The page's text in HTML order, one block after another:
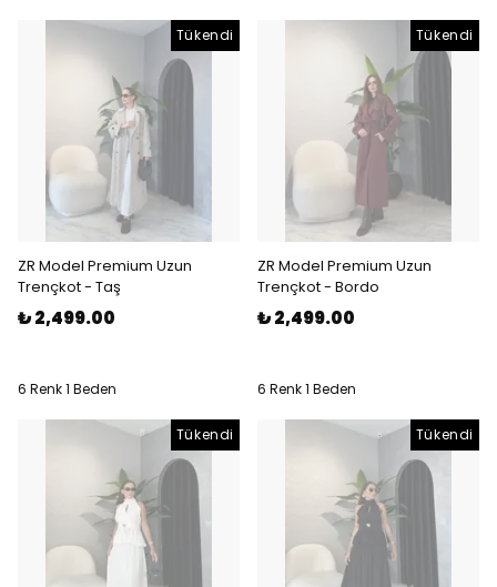
Tükendi
ZR Model Premium Uzun
Trençkot - Taş
₺ 2,499.00
6 Renk 1 Beden
Tükendi
ZR Model Premium Uzun
Trençkot - Bordo
₺ 2,499.00
6 Renk 1 Beden
Tükendi Tükendi